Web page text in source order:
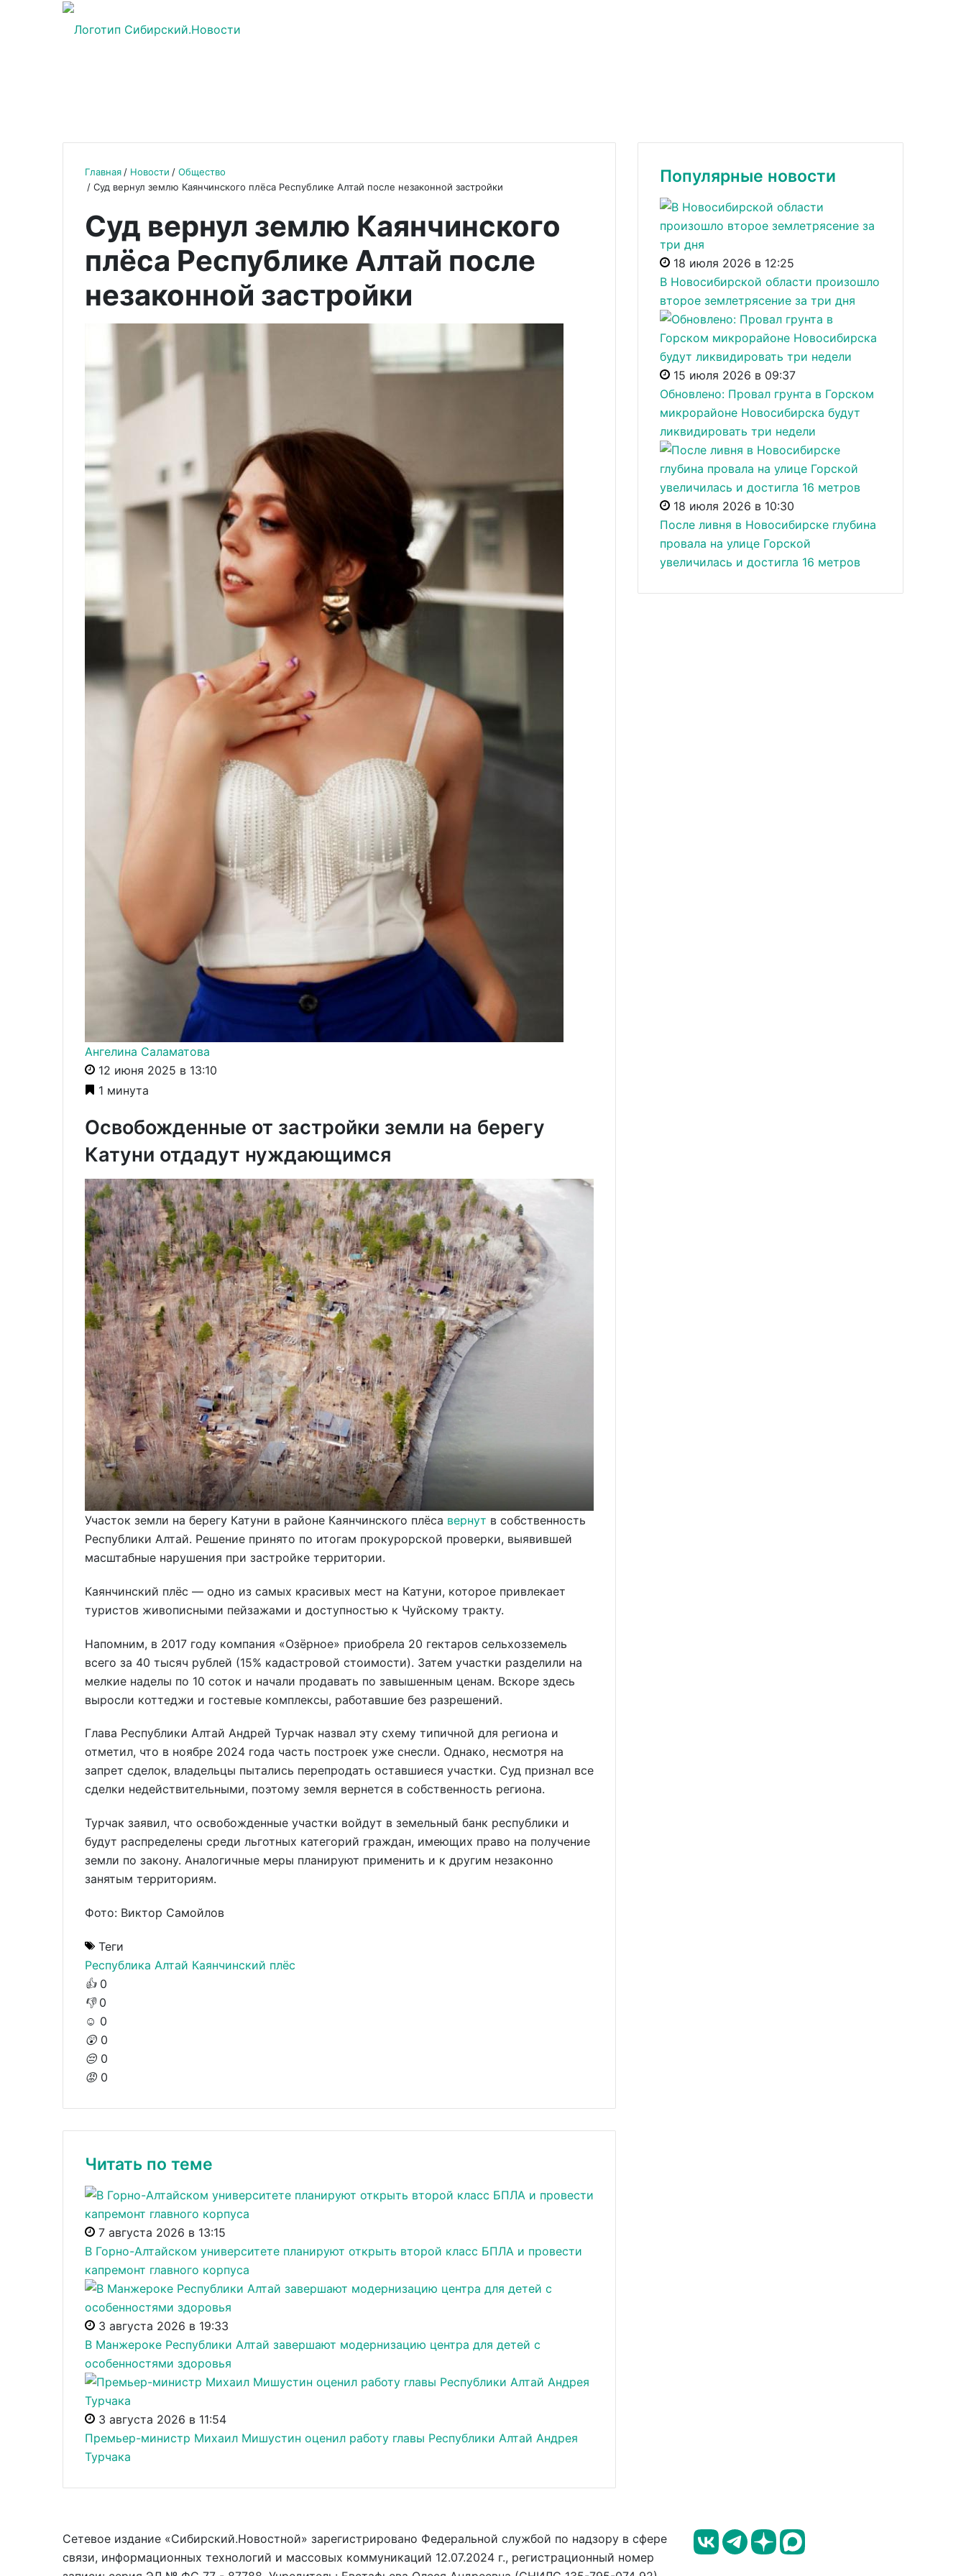
Главная Новости
Общество
Суд вернул землю Каянчинского плёса Республике Алтай после незаконной застройки
Суд вернул землю Каянчинского
плёса Республике Алтай после
незаконной застройки
Ангелина Саламатова
12 июня 2025 в 13:10
1 минута
Освобожденные от застройки земли на берегу
Катуни отдадут нуждающимся
Участок земли на берегу Катуни в районе Каянчинского плёса вернут в собственность
Республики Алтай. Решение принято по итогам прокурорской проверки, выявившей
масштабные нарушения при застройке территории.
Каянчинский плёс — одно из самых красивых мест на Катуни, которое привлекает
туристов живописными пейзажами и доступностью к Чуйскому тракту.
Напомним, в 2017 году компания «Озёрное» приобрела 20 гектаров сельхозземель
всего за 40 тысяч рублей (15% кадастровой стоимости). Затем участки разделили на
мелкие наделы по 10 соток и начали продавать по завышенным ценам. Вскоре здесь
выросли коттеджи и гостевые комплексы, работавшие без разрешений.
Глава Республики Алтай Андрей Турчак назвал эту схему типичной для региона и
отметил, что в ноябре 2024 года часть построек уже снесли. Однако, несмотря на
запрет сделок, владельцы пытались перепродать оставшиеся участки. Суд признал все
сделки недействительными, поэтому земля вернется в собственность региона.
Турчак заявил, что освобожденные участки войдут в земельный банк республики и
будут распределены среди льготных категорий граждан, имеющих право на получение
земли по закону. Аналогичные меры планируют применить и к другим незаконно
занятым территориям.
Фото: Виктор Самойлов
Теги
Республика Алтай Каянчинский плёс
👍 0
👎 0
☺️ 0
😲 0
😔 0
😡 0
Читать по теме
7 августа 2026 в 13:15
В Горно-Алтайском университете планируют открыть второй класс БПЛА и провести
капремонт главного корпуса
3 августа 2026 в 19:33
В Манжероке Республики Алтай завершают модернизацию центра для детей с
особенностями здоровья
3 августа 2026 в 11:54
Премьер-министр Михаил Мишустин оценил работу главы Республики Алтай Андрея
Турчака
Популярные новости
18 июля 2026 в 12:25
В Новосибирской области произошло
второе землетрясение за три дня
15 июля 2026 в 09:37
Обновлено: Провал грунта в Горском
микрорайоне Новосибирска будут
ликвидировать три недели
18 июля 2026 в 10:30
После ливня в Новосибирске глубина
провала на улице Горской
увеличилась и достигла 16 метров
Сетевое издание «Сибирский.Новостной» зарегистрировано Федеральной службой по надзору в сфере
связи, информационных технологий и массовых коммуникаций 12.07.2024 г., регистрационный номер